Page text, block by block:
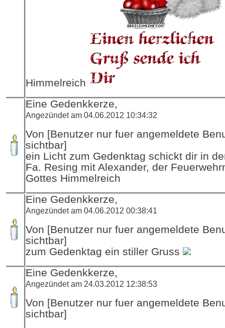
Himmelreich
Eine Gedenkkerze,
Angezündet am 04.06.2012 10:34:32
Von [Benutzer nur fuer angemeldete
sichtbar]
ein Licht zum Gedenktag schickt dir in
Fa. Resing mit Alexander, der
Gottes Himmelreich
Eine Gedenkkerze,
Angezündet am 04.06.2012 00:38:41
Von [Benutzer nur fuer angemeldete
sichtbar]
zum Gedenktag ein stiller Gruss
Eine Gedenkkerze,
Angezündet am 24.03.2012 12:38:53
Von [Benutzer nur fuer angemeldete
sichtbar]